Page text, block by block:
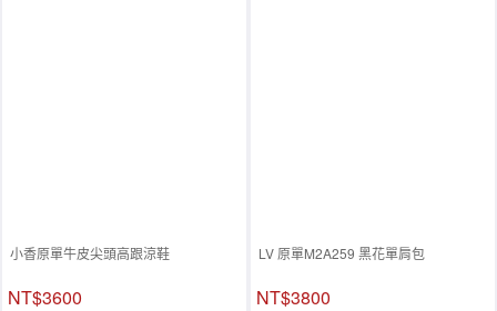
小香原單牛皮尖頭高跟涼鞋
NT$3600
LV 原單M2A259 黑花單肩包
NT$3800